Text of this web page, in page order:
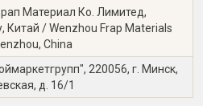
Материал Ко. Лимитед,
Китай / Wenzhou Frap Materials
China
220056, г. Минск,
д. 16/1